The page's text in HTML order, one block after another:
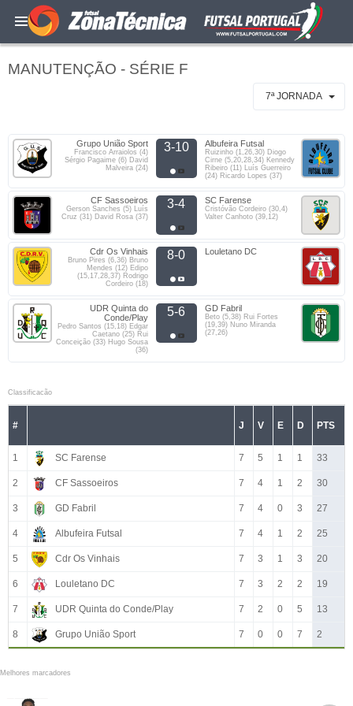
MANUTENÇÃO - SÉRIE F
7ª JORNADA
Grupo União Sport
Francisco Arraiolos (4)
Sérgio Pagaime (6) David
Malveira (24)
3-10 Albufeira Futsal
Ruizinho (1,26,30) Diogo
Cirne (5,20,28,34) Kennedy
Ribeiro (11) Luís Guerreiro
(24) Ricardo Lopes (37)
CF Sassoeiros
Gerson Sanches (5) Luís
Cruz (31) David Rosa (37)
3-4 SC Farense
Cristóvão Cordeiro (30,4)
Valter Canhoto (39,12)
Cdr Os Vinhais
Bruno Pires (6,36) Bruno
Mendes (12) Edipo
(15,17,28,37) Rodrigo
Cordeiro (18)
8-0 Louletano DC
UDR Quinta do
Conde/Play
Pedro Santos (15,18) Edgar
Caetano (25) Rui
Conceição (33) Hugo Sousa
(36)
5-6 GD Fabril
Beto (5,38) Rui Fortes
(19,39) Nuno Miranda
(27,26)
Classificacão
# J V E D PTS
1 SC Farense 7 5 1 1 33
2 CF Sassoeiros 7 4 1 2 30
3 GD Fabril 7 4 0 3 27
4 Albufeira Futsal 7 4 1 2 25
5 Cdr Os Vinhais 7 3 1 3 20
6 Louletano DC 7 3 2 2 19
7 UDR Quinta do Conde/Play 7 2 0 5 13
8 Grupo União Sport 7 0 0 7 2
Melhores marcadores